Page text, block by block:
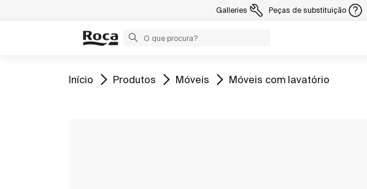
Galleries Peças de substituição
Ir para
Início Ir para
Produtos Ir para
Móveis Ir para
Móveis com lavatório